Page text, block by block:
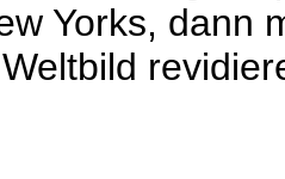
Yorks, dann